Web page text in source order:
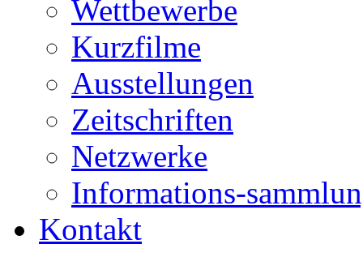
Wettbewerbe
Kurzfilme
Ausstellungen
Zeitschriften
Netzwerke
Informations-
Kontakt